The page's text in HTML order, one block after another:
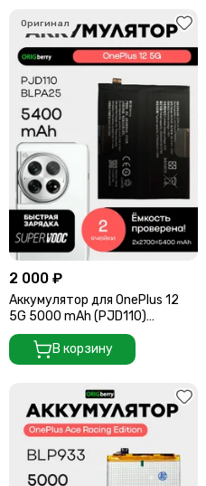
2 000 ₽
Аккумулятор для OnePlus 12
5G 5000 mAh (PJD110)
(BLPA25)
В корзину